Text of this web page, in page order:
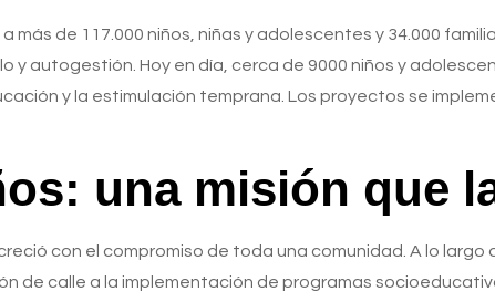
más de 117.000 niños, niñas y adolescentes y 34.000
y autogestión. Hoy en día, cerca de 9000 niños y
y la estimulación temprana. Los proyectos se
una misión que
con el compromiso de toda una comunidad. A lo
de calle a la implementación de programas